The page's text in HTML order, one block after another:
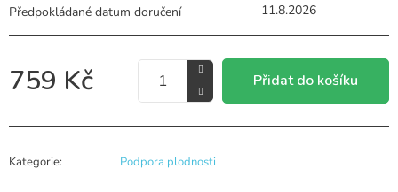
759 Kč Přidat do košíku
11.8.2026
Kategorie: Podpora plodnosti